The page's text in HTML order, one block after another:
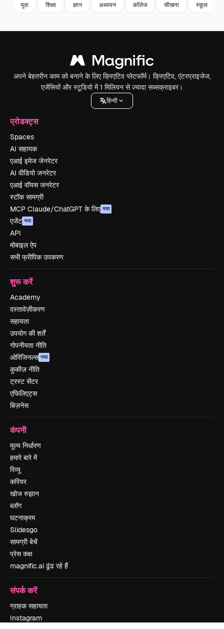
युवा शिक्षा ज्ञान अध्ययन कॉलेज सीखना स्कूल
अपने बेहतरीन काम को बनाने के लिए क्रिएटिव प्लेटफॉर्म। क्रिएटिव, एंटरप्राइजेज,
एजेंसियों और स्टूडियो में 1 मिलियन से ज़्यादा सब्सक्राइबर।
हिन्दी
प्रोडक्ट्स
Spaces
AI सहायक
एआई इमेज जेनरेटर
AI वीडियो जनरेटर
एआई वॉयस जनरेटर
स्टॉक सामग्री
MCP Claude/ChatGPT के लिए नया
एजेंट नया
API
मोबाइल ऐप
सभी फ्रीपिक उपकरण
शुरू करें
Academy
दस्तावेज़ीकरण
सहायता
उपयोग की शर्तें
गोपनीयता नीति
ओरिजिनल्स नया
कुकीज़ नीति
ट्रस्ट सेंटर
एफिलिएट्स
बिज़नेस
कंपनी
मूल्य निर्धारण
हमारे बारे में
रिव्यू
करियर
खोज रुझान
ब्लॉग
घटनाक्रम
Slidesgo
सामग्री बेचें
प्रेस कक्ष
magnific.ai ढूंढ रहे हैं
संपर्क करें
ग्राहक सहायता
Instagram